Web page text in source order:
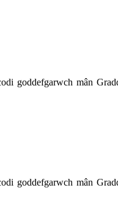
goddefgarwch mân
goddefgarwch mân